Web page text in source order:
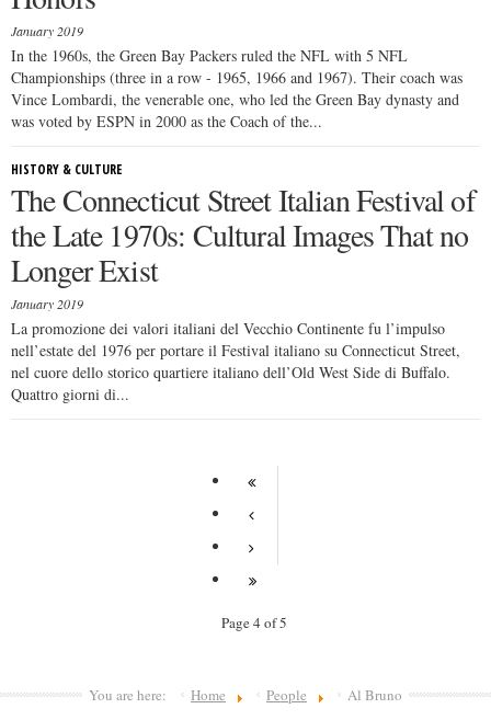
January 2019
In the 1960s, the Green Bay Packers ruled the NFL with 5 NFL
Championships (three in a row - 1965, 1966 and 1967). Their coach was
Vince Lombardi, the venerable one, who led the Green Bay dynasty and
was voted by ESPN in 2000 as the Coach of the...
HISTORY & CULTURE
The Connecticut Street Italian Festival of
the Late 1970s: Cultural Images That no
Longer Exist
January 2019
La promozione dei valori italiani del Vecchio Continente fu l’impulso
nell’estate del 1976 per portare il Festival italiano su Connecticut Street,
nel cuore dello storico quartiere italiano dell’Old West Side di Buffalo.
Quattro giorni di...
Page 4 of 5
You are here: Home People Al Bruno